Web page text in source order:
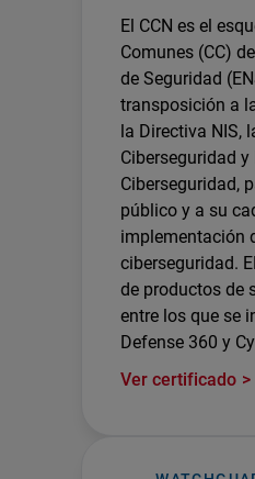
El CCN es el
Comunes (CC)
de Seguridad
transposición a
la Directiva NIS,
Ciberseguridad
Ciberseguridad,
público y a su
implementación
ciberseguridad.
de productos de
entre los que se
Defense 360 y
Ver certificado